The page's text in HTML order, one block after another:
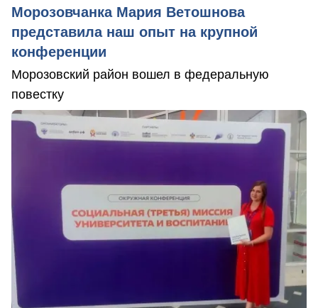
Морозовчанка Мария Ветошнова
представила наш опыт на крупной
конференции
Морозовский район вошел в федеральную
повестку